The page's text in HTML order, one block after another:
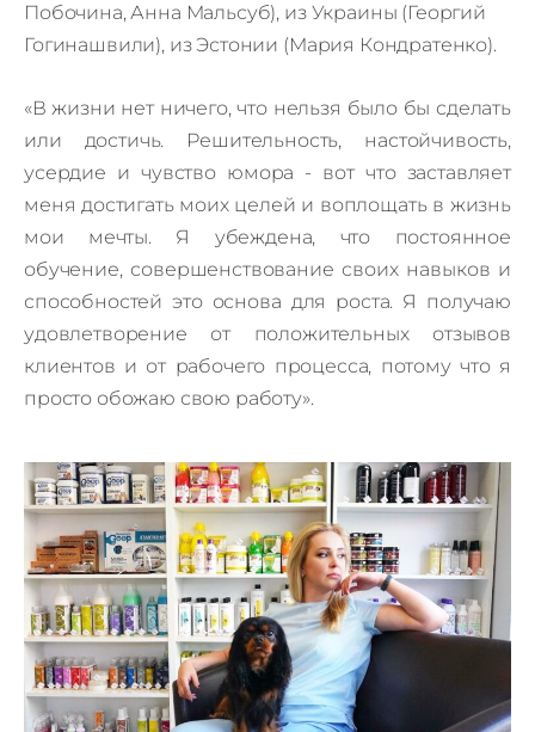
Побочина, Анна Мальсуб), из Украины (Георгий
Гогинашвили), из Эстонии (Мария Кондратенко).
«В жизни нет ничего, что нельзя было бы сделать
или достичь. Решительность, настойчивость,
усердие и чувство юмора - вот что заставляет
меня достигать моих целей и воплощать в жизнь
мои мечты. Я убеждена, что постоянное
обучение, совершенствование своих навыков и
способностей это основа для роста. Я получаю
удовлетворение от положительных отзывов
клиентов и от рабочего процесса, потому что я
просто обожаю свою работу».